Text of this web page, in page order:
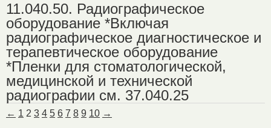
11.040.50. Радиографическое
оборудование *Включая
радиографическое диагностическое и
терапевтическое оборудование
*Пленки для стоматологической,
медицинской и технической
радиографии см. 37.040.25
← 1 2 3 4 5 6 7 8 9 10 →